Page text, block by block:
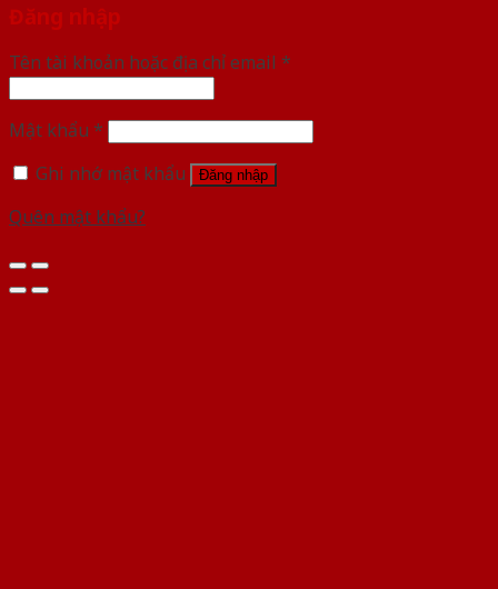
Đăng nhập
Tên tài khoản hoặc địa chỉ email *
Mật khẩu *
Ghi nhớ mật khẩu
Đăng nhập
Quên mật khẩu?